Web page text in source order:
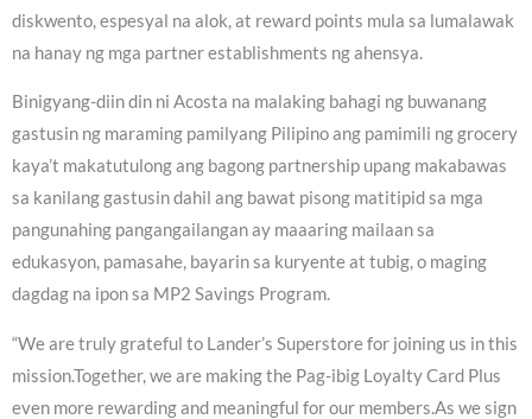
diskwento, espesyal na alok, at reward points mula sa lumalawak
na hanay ng mga partner establishments ng ahensya.
Binigyang-diin din ni Acosta na malaking bahagi ng buwanang
gastusin ng maraming pamilyang Pilipino ang pamimili ng grocery
kaya’t makatutulong ang bagong partnership upang makabawas
sa kanilang gastusin dahil ang bawat pisong matitipid sa mga
pangunahing pangangailangan ay maaaring mailaan sa
edukasyon, pamasahe, bayarin sa kuryente at tubig, o maging
dagdag na ipon sa MP2 Savings Program.
“We are truly grateful to Lander’s Superstore for joining us in this
mission.Together, we are making the Pag-ibig Loyalty Card Plus
even more rewarding and meaningful for our members.As we sign